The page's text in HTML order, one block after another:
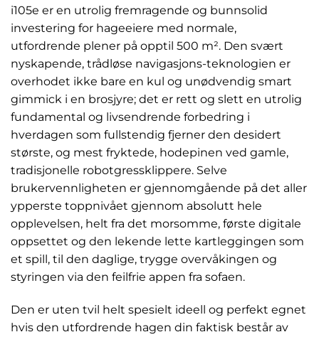
i105e er en utrolig fremragende og bunnsolid
investering for hageeiere med normale,
utfordrende plener på opptil 500 m². Den svært
nyskapende, trådløse navigasjons-teknologien er
overhodet ikke bare en kul og unødvendig smart
gimmick i en brosjyre; det er rett og slett en utrolig
fundamental og livsendrende forbedring i
hverdagen som fullstendig fjerner den desidert
største, og mest fryktede, hodepinen ved gamle,
tradisjonelle robotgressklippere. Selve
brukervennligheten er gjennomgående på det aller
ypperste toppnivået gjennom absolutt hele
opplevelsen, helt fra det morsomme, første digitale
oppsettet og den lekende lette kartleggingen som
et spill, til den daglige, trygge overvåkingen og
styringen via den feilfrie appen fra sofaen.
Den er uten tvil helt spesielt ideell og perfekt egnet
hvis den utfordrende hagen din faktisk består av